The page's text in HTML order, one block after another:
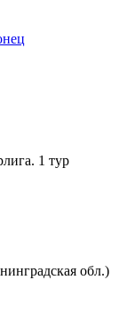
1 тур
обл.)